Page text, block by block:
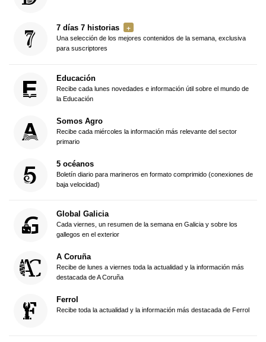
7 días 7 historias
Una selección de los mejores contenidos de la semana, exclusiva
para suscriptores
Educación
Recibe cada lunes novedades e información útil sobre el mundo de
la Educación
Somos Agro
Recibe cada miércoles la información más relevante del sector
primario
5 océanos
Boletín diario para marineros en formato comprimido (conexiones de
baja velocidad)
Global Galicia
Cada viernes, un resumen de la semana en Galicia y sobre los
gallegos en el exterior
A Coruña
Recibe de lunes a viernes toda la actualidad y la información más
destacada de A Coruña
Ferrol
Recibe toda la actualidad y la información más destacada de Ferrol